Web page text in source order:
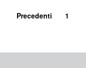
Precedenti 1